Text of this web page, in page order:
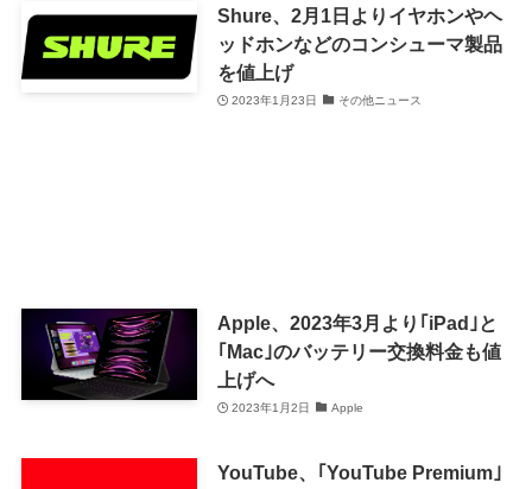
Shure、2月1日よりイヤホンやヘ
ッドホンなどのコンシューマ製品
を値上げ
2023年1月23日 その他ニュース
Apple、2023年3月より｢iPad｣と
｢Mac｣のバッテリー交換料金も値
上げへ
2023年1月2日 Apple
YouTube、｢YouTube Premium｣